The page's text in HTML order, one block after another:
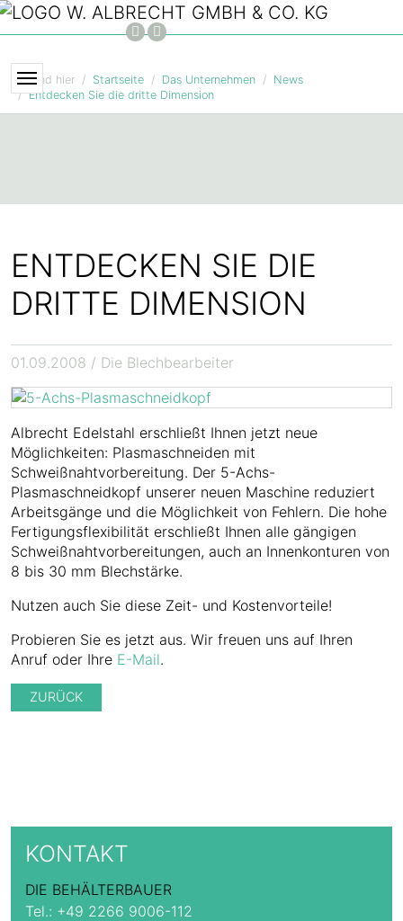
Zum Hauptinhalt springen
Sie sind hier Startseite Das Unternehmen
News
Entdecken Sie die dritte Dimension
ENTDECKEN SIE DIE
DRITTE DIMENSION
01.09.2008 / Die Blechbearbeiter
Albrecht Edelstahl erschließt Ihnen jetzt neue
Möglichkeiten: Plasmaschneiden mit
Schweißnahtvorbereitung. Der 5-Achs-
Plasmaschneidkopf unserer neuen Maschine reduziert
Arbeitsgänge und die Möglichkeit von Fehlern. Die hohe
Fertigungsflexibilität erschließt Ihnen alle gängigen
Schweißnahtvorbereitungen, auch an Innenkonturen von
8 bis 30 mm Blechstärke.
Nutzen auch Sie diese Zeit- und Kostenvorteile!
Probieren Sie es jetzt aus. Wir freuen uns auf Ihren
Anruf oder Ihre E-Mail.
ZURÜCK
KONTAKT
DIE BEHÄLTERBAUER
Tel.: +49 2266 9006-112